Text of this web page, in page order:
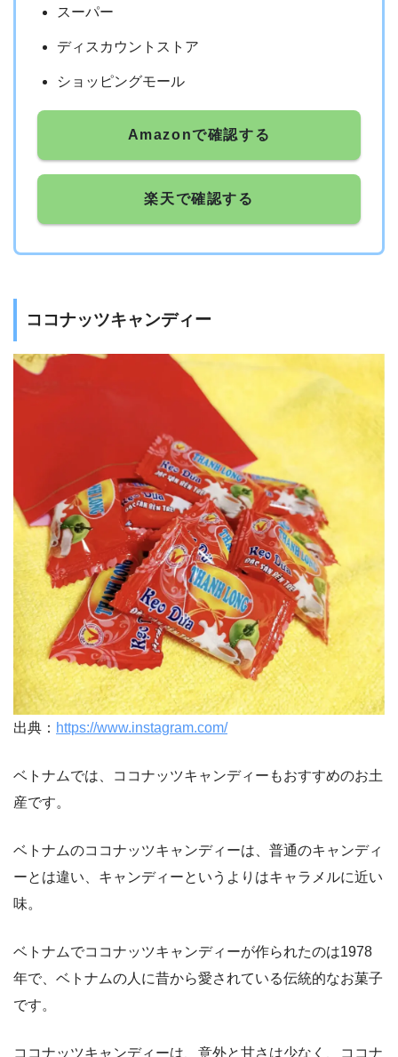
スーパー
ディスカウントストア
ショッピングモール
Amazonで確認する
楽天で確認する
ココナッツキャンディー
出典： https://www.instagram.com/
ベトナムでは、ココナッツキャンディーもおすすめのお土
産です。
ベトナムのココナッツキャンディーは、普通のキャンディ
ーとは違い、キャンディーというよりはキャラメルに近い
味。
ベトナムでココナッツキャンディーが作られたのは1978
年で、ベトナムの人に昔から愛されている伝統的なお菓子
です。
ココナッツキャンディーは、意外と甘さは少なく、ココナ